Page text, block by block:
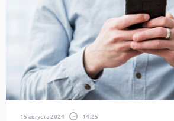
15 августа 2024 14:25